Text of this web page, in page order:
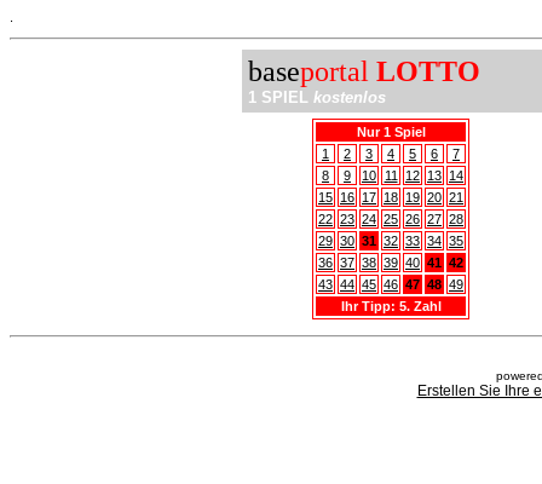
baseportal LOTTO
1 SPIEL kostenlos
Nur 1 Spiel
1
2 3 4 5 6
7
8
9 10 11 12 13 14
15 16 17 18 19 20 21
22 23 24 25 26 27 28
29 30 31 32 33 34 35
36 37 38 39 40 41 42
43 44 45 46 47 48 49
Ihr Tipp: 5. Zahl
Erstellen Sie Ihre